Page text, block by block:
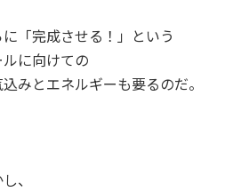
に「完成させる！」という
ルに向けての
みとエネルギーも要るのだ。
、